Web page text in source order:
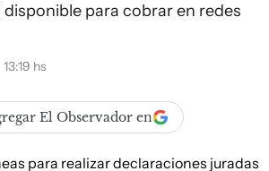
para cobrar en redes
13:19 hs
El Observador en